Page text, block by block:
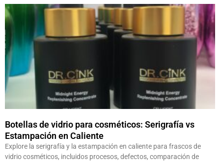
Botellas de vidrio para cosméticos: Serigrafía vs
Estampación en Caliente
Explore la serigrafía y la estampación en caliente para frascos de
vidrio cosméticos, incluidos procesos, defectos, comparación de